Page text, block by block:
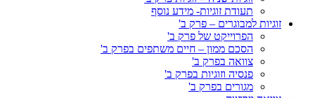
תעודת זוגיות- מידע נוסף
זוגיות למבוגרים – פרק ב'
הפרוייקט של פרק ב'
הסכם ממון – חיים משתפים בפרק ב'
צוואה בפרק ב'
פנסיה וזוגיות בפרק ב'
מגורים בפרק ב'